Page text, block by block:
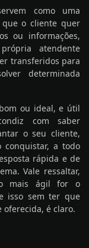
como uma
o cliente quer
ou informações,
atendente
transferidos para
determinada
ou ideal, e útil
com saber
o seu cliente,
conquistar, a todo
rápida e de
Vale ressaltar,
mais ágil for o
isso sem ter que
é claro.